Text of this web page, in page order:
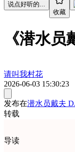
说点好听的...
收藏
《潜水
请叫我村花
2026-06-03 15:30:23
发布在潜水员戴夫
转载
导读